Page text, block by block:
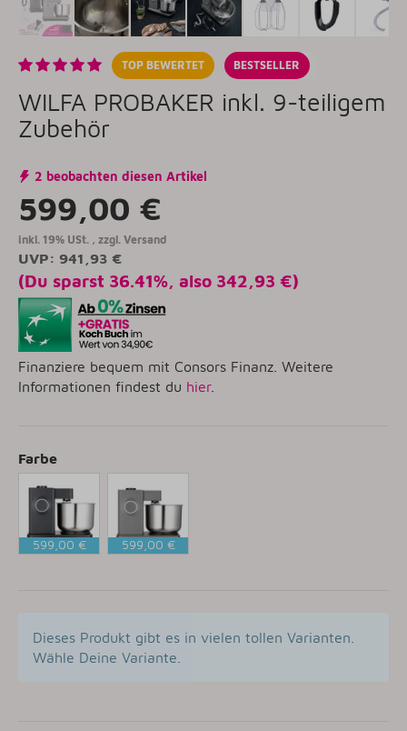
TOP BEWERTET BESTSELLER
WILFA PROBAKER inkl. 9-teiligem
Zubehör
2 beobachten diesen Artikel
599,00 €
inkl. 19% USt. , zzgl. Versand
UVP: 941,93 €
(Du sparst 36.41%, also 342,93 €)
Finanziere bequem mit Consors Finanz. Weitere
Informationen findest du hier.
Farbe
599,00 € 599,00 €
Dieses Produkt gibt es in vielen tollen Varianten.
Wähle Deine Variante.